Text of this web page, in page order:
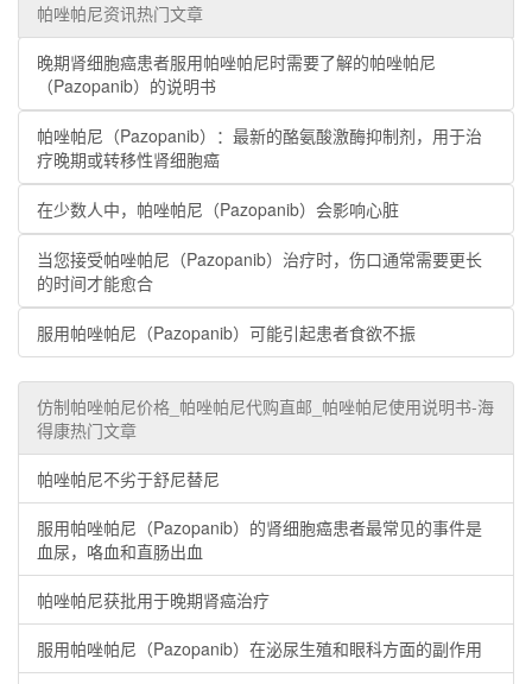
帕唑帕尼资讯热门文章
晚期肾细胞癌患者服用帕唑帕尼时需要了解的帕唑帕尼
（Pazopanib）的说明书
帕唑帕尼（Pazopanib）：最新的酪氨酸激酶抑制剂，用于治
疗晚期或转移性肾细胞癌
在少数人中，帕唑帕尼（Pazopanib）会影响心脏
当您接受帕唑帕尼（Pazopanib）治疗时，伤口通常需要更长
的时间才能愈合
服用帕唑帕尼（Pazopanib）可能引起患者食欲不振
仿制帕唑帕尼价格_帕唑帕尼代购直邮_帕唑帕尼使用说明书-海
得康热门文章
帕唑帕尼不劣于舒尼替尼
服用帕唑帕尼（Pazopanib）的肾细胞癌患者最常见的事件是
血尿，咯血和直肠出血
帕唑帕尼获批用于晚期肾癌治疗
服用帕唑帕尼（Pazopanib）在泌尿生殖和眼科方面的副作用